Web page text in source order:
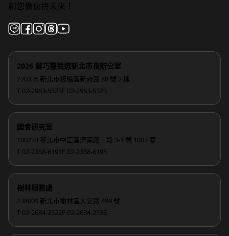
和您做伙拚未來！
2026 蘇巧慧競選新北市長辦公室
220335 新北市板橋區新府路 88 號 2 樓
T 02-2963-5523F 02-2963-5323
國會研究室
100224 臺北市中正區濟南路一段 3-1 號 1007 室
T 02-2358-6191 F 02-2358-6195
樹林服務處
238009 新北市樹林區大安路 499 號
T 02-2684-2522F 02-2684-2533